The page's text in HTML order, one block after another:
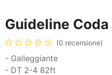
Guideline Coda
(0 recensione)
- Galleggiante
- DT 2-4 82ft